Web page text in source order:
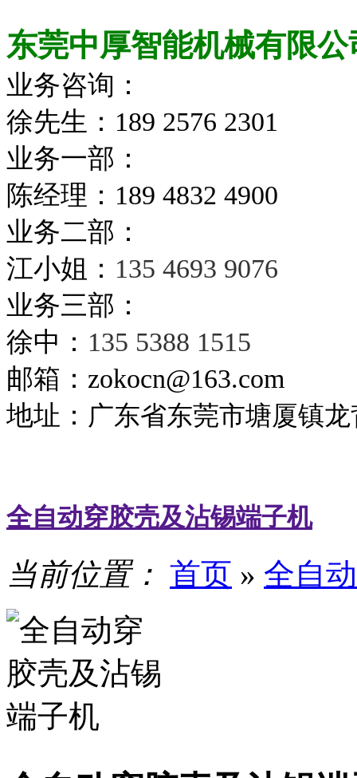
东莞中厚智能机械有限公
业务咨询：
徐先生： 189 2576 2301
业务一部：
陈经理 ：189 4832 4900
业务二部：
江小姐： 135 4693 9076
业务三部：
徐中： 135 5388 1515
邮箱：zokocn@163.com
地址： 广东省东莞市塘厦镇
全自动穿胶壳及沾锡端子机
当前位置： 首页 » 全自